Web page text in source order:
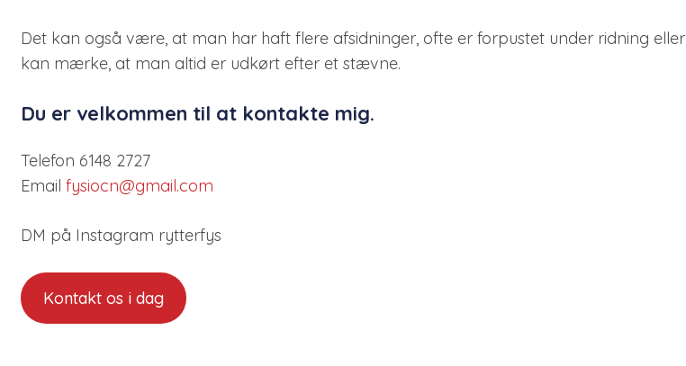
Det kan også være, at man har haft flere afsidninger, ofte er forpustet under ridning eller
kan mærke, at man altid er udkørt efter et stævne.
Du er velkommen til at kontakte mig.
Telefon 6148 2727
Email fysiocn@gmail.com
DM på Instagram rytterfys
Kontakt os i dag